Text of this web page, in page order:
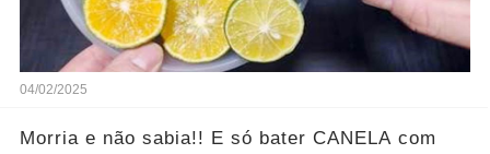
04/02/2025
Morria e não sabia!! E só bater CANELA com